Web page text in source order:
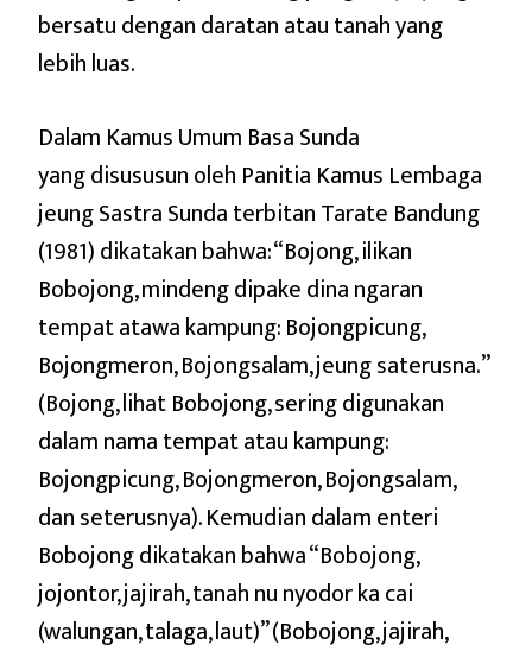
bersatu dengan daratan atau tanah yang
lebih luas.
Dalam Kamus Umum Basa Sunda
yang disususun oleh Panitia Kamus Lembaga
jeung Sastra Sunda terbitan Tarate Bandung
(1981) dikatakan bahwa: “Bojong, ilikan
Bobojong, mindeng dipake dina ngaran
tempat atawa kampung: Bojongpicung,
Bojongmeron, Bojongsalam, jeung saterusna.”
(Bojong, lihat Bobojong, sering digunakan
dalam nama tempat atau kampung:
Bojongpicung, Bojongmeron, Bojongsalam,
dan seterusnya). Kemudian dalam enteri
Bobojong dikatakan bahwa “Bobojong,
jojontor, jajirah, tanah nu nyodor ka cai
(walungan, talaga, laut)” (Bobojong, jajirah,